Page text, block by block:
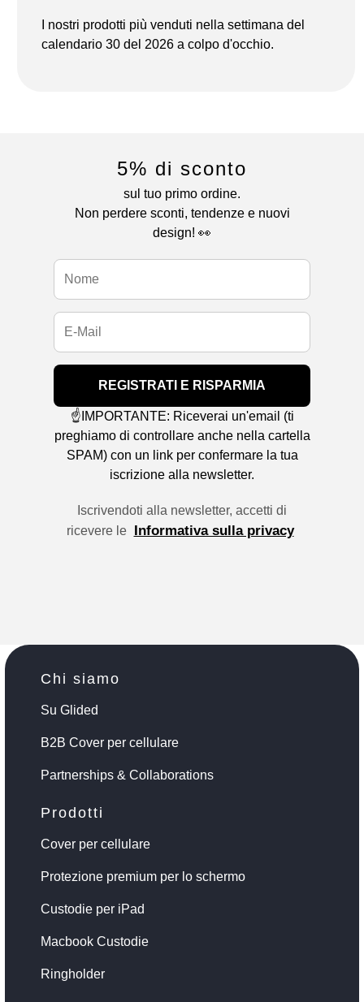
I nostri prodotti più venduti nella settimana del
calendario 30 del 2026 a colpo d'occhio.
5% di sconto
sul tuo primo ordine.
Non perdere sconti, tendenze e nuovi
design! 👀
REGISTRATI E RISPARMIA
☝️IMPORTANTE: Riceverai un'email (ti
preghiamo di controllare anche nella cartella
SPAM) con un link per confermare la tua
iscrizione alla newsletter.
Iscrivendoti alla newsletter, accetti di
ricevere le Informativa sulla privacy
Chi siamo
Su Glided
B2B Cover per cellulare
Partnerships & Collaborations
Prodotti
Cover per cellulare
Protezione premium per lo schermo
Custodie per iPad
Macbook Custodie
Ringholder